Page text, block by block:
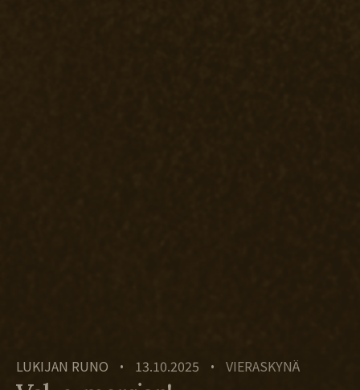
LUKIJAN RUNO • 13.10.2025 • VIERASKYNÄ